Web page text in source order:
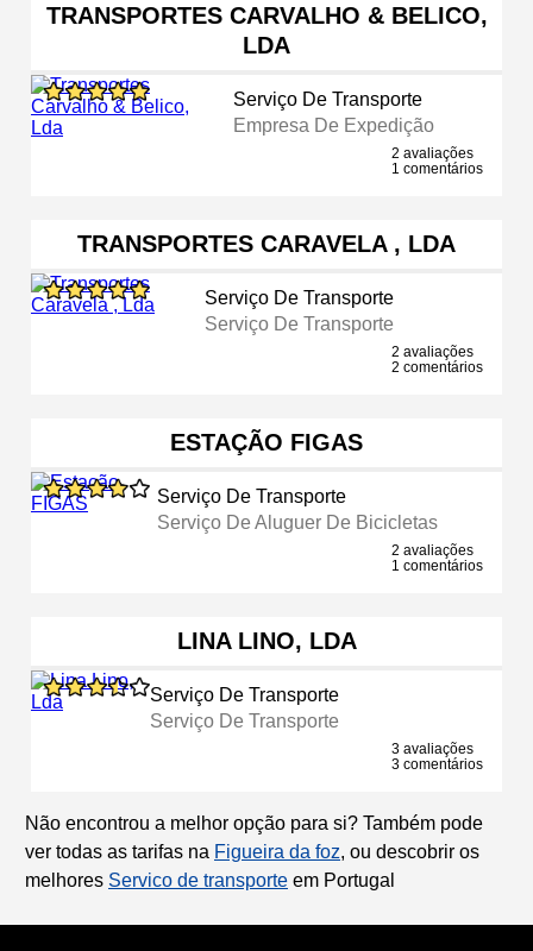
TRANSPORTES CARVALHO & BELICO,
LDA
Serviço De Transporte
Empresa De Expedição
2 avaliações
1 comentários
TRANSPORTES CARAVELA , LDA
Serviço De Transporte
Serviço De Transporte
2 avaliações
2 comentários
ESTAÇÃO FIGAS
Serviço De Transporte
Serviço De Aluguer De Bicicletas
2 avaliações
1 comentários
LINA LINO, LDA
Serviço De Transporte
Serviço De Transporte
3 avaliações
3 comentários
Não encontrou a melhor opção para si? Também pode
ver todas as tarifas na Figueira da foz, ou descobrir os
melhores Servico de transporte em Portugal